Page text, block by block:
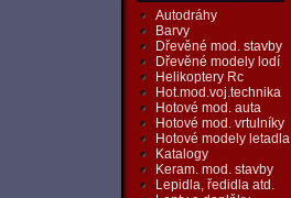
Autodráhy
Barvy
Dřevěné mod. stavby
Dřevěné modely lodí
Helikoptery Rc
Hot.mod.voj.technika
Hotové mod. auta
Hotové mod. vrtulníky
Hotové modely letadla
Katalogy
Keram. mod. stavby
Lepidla, ředidla atd.